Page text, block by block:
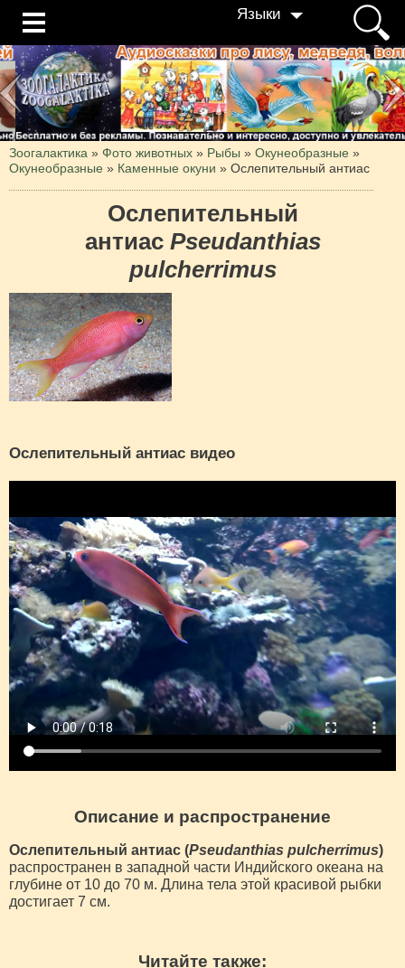
Языки
Зоогалактика » Фото животных » Рыбы » Окунеобразные »
Окунеобразные » Каменные окуни » Ослепительный антиас
Ослепительный
антиас Pseudanthias
pulcherrimus
Ослепительный антиас видео
Описание и распространение
Ослепительный антиас (Pseudanthias pulcherrimus)
распространен в западной части Индийского океана на
глубине от 10 до 70 м. Длина тела этой красивой рыбки
достигает 7 см.
Читайте также: